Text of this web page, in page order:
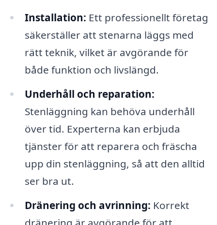
Installation: Ett professionellt företag
säkerställer att stenarna läggs med
rätt teknik, vilket är avgörande för
både funktion och livslängd.
Underhåll och reparation:
Stenläggning kan behöva underhåll
över tid. Experterna kan erbjuda
tjänster för att reparera och fräscha
upp din stenläggning, så att den alltid
ser bra ut.
Dränering och avrinning: Korrekt